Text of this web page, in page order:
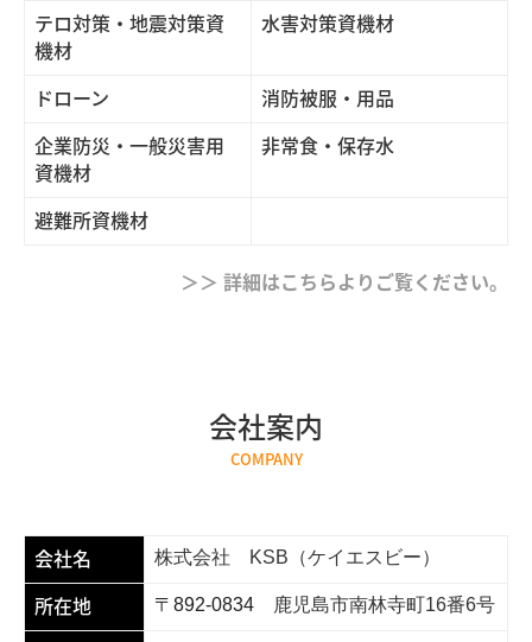
テロ対策・地震対策資
機材
水害対策資機材
ドローン
消防被服・用品
企業防災・一般災害用
資機材
非常食・保存水
避難所資機材
＞＞ 詳細はこちらよりご覧ください。
会社案内
COMPANY
会社名 株式会社 KSB（ケイエスビー）
所在地 〒892-0834 鹿児島市南林寺町16番6号